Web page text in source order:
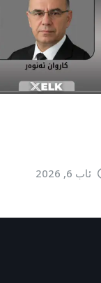
ئاب 6, 2026